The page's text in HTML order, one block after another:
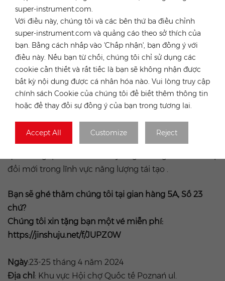
super-instrument.com.
Với điều này, chúng tôi và các bên thứ ba điều chỉnh
super-instrument.com và quảng cáo theo sở thích của
bạn. Bằng cách nhấp vào 'Chấp nhận', bạn đồng ý với
điều này. Nếu bạn từ chối, chúng tôi chỉ sử dụng các
cookie cần thiết và rất tiếc là bạn sẽ không nhận được
bất kỳ nội dung được cá nhân hóa nào. Vui lòng truy cập
chính sách Cookie của chúng tôi để biết thêm thông tin
hoặc để thay đổi sự đồng ý của bạn trong tương lai.
Accept All Customize Reject
đang phải đối mặt.
Hội chợ không chỉ tạo ra các cuộc triển lãm phong
phú mà còn tạo ra nhiều hội nghị, tranh luận và đào
tạo. Chương trình GREENPOWER đi kèm được xây
dựng dựa trên kiến thức của các chuyên gia giàu kinh
nghiệm trong ngành.
Các nhà triển lãm từ Ba Lan và nước ngoài, các chuyên
gia trong lĩnh vực năng lượng tái tạo, kỹ thuật sưởi ấm,
và bầu không khí độc đáo - tất cả những điều này
khiến hội chợ trở thành một địa điểm không thể bỏ
đổi mới trong lĩnh vực năng lượng tái tạo .
Bạn sẽ ghé thăm chúng tôi tại gian hàng 5A, Số 23
chứ?
Chúng tôi xin tặng bạn một vé miễn phí:
https://jinshuju.net/f/JUPZ0W
Ngày:23-25 tháng 4 năm 2024
Địa chỉ: Khu vực Hội chợ Quốc tế Poznań ul.